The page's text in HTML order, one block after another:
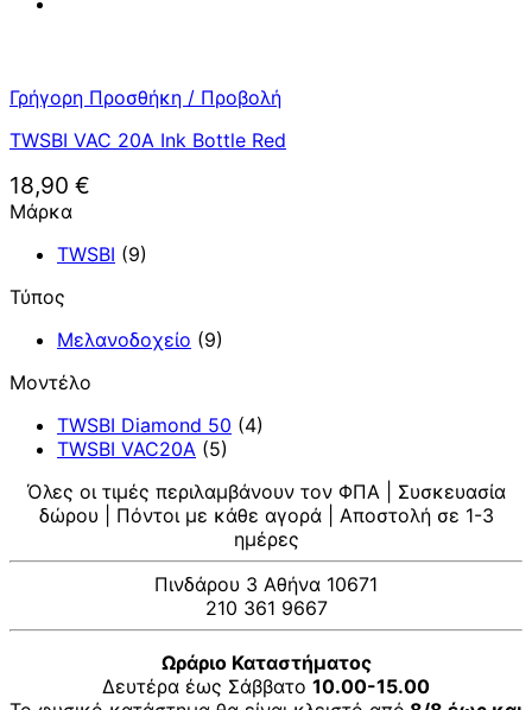
Γρήγορη Προσθήκη / Προβολή
TWSBI VAC 20A Ink Bottle Red
18,90 €
Μάρκα
TWSBI (9)
Τύπος
Μελανοδοχείο (9)
Μοντέλο
TWSBI Diamond 50 (4)
TWSBI VAC20A (5)
Όλες οι τιμές περιλαμβάνουν τον ΦΠΑ | Συσκευασία
δώρου | Πόντοι με κάθε αγορά | Αποστολή σε 1-3
ημέρες
Πινδάρου 3 Αθήνα 10671
210 361 9667
Ωράριο Καταστήματος
Δευτέρα έως Σάββατο 10.00-15.00